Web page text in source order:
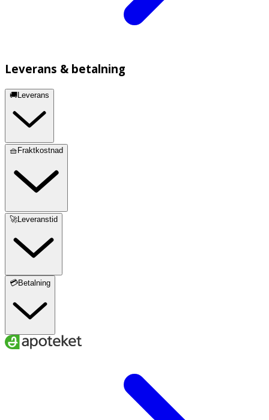
Leverans & betalning
🚚Leverans
🧺Fraktkostnad
🚀Leveranstid
💳Betalning